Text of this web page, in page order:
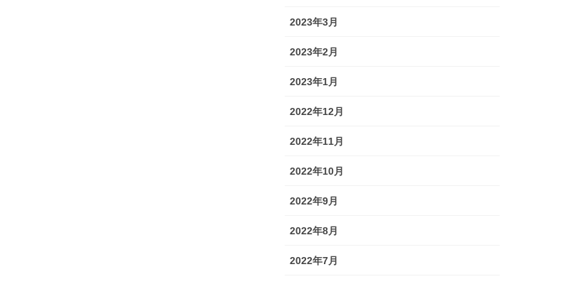
2023年3月
2023年2月
2023年1月
2022年12月
2022年11月
2022年10月
2022年9月
2022年8月
2022年7月